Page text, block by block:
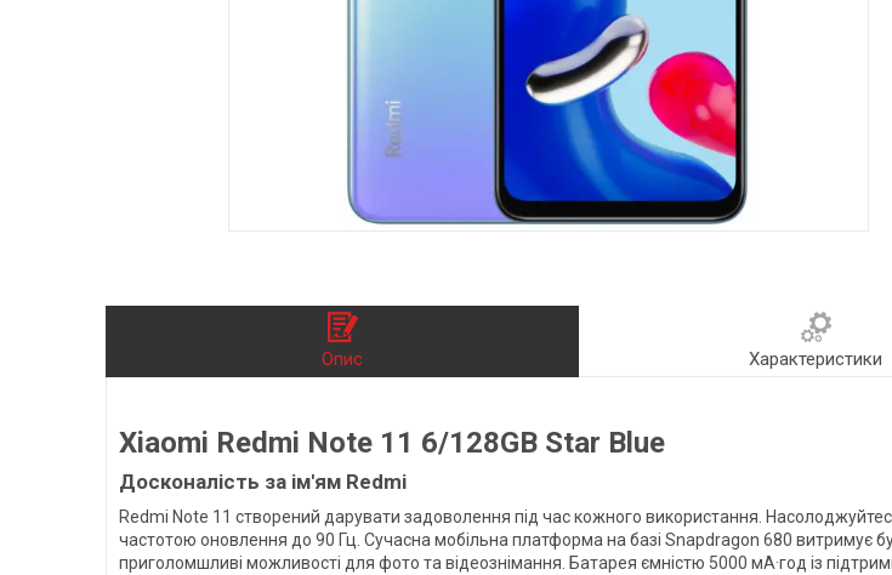
Опис Характеристики
Xiaomi Redmi Note 11 6/128GB Star Blue
Досконалість за ім'ям Redmi
Redmi Note 11 створений дарувати задоволення під час кожного використання.
частотою оновлення до 90 Гц. Сучасна мобільна платформа на базі Snapdragon 680 витримує
приголомшливі можливості для фото та відеознімання. Батарея ємністю 5000 мА·год із